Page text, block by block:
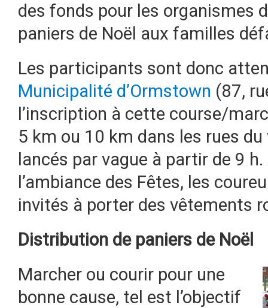
des fonds pour les organismes
paniers de Noël aux familles
Les participants sont donc
Municipalité d’Ormstown (87,
l’inscription à cette course/
5 km ou 10 km dans les rues
lancés par vague à partir de 9
l’ambiance des Fêtes, les
invités à porter des vêtements
Distribution de paniers de Noël
Marcher ou courir pour une
bonne cause, tel est l’objectif